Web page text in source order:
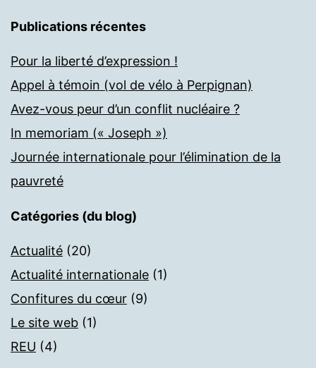
Publications récentes
Pour la liberté d’expression !
Appel à témoin (vol de vélo à Perpignan)
Avez-vous peur d’un conflit nucléaire ?
In memoriam (« Joseph »)
Journée internationale pour l’élimination de la
pauvreté
Catégories (du blog)
Actualité (20)
Actualité internationale (1)
Confitures du cœur (9)
Le site web (1)
REU (4)